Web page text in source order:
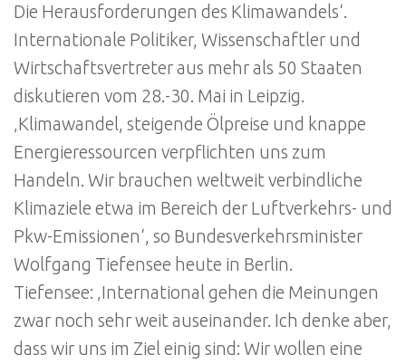
Die Herausforderungen des Klimawandels‘.
Internationale Politiker, Wissenschaftler und
Wirtschaftsvertreter aus mehr als 50 Staaten
diskutieren vom 28.-30. Mai in Leipzig.
‚Klimawandel, steigende Ölpreise und knappe
Energieressourcen verpflichten uns zum
Handeln. Wir brauchen weltweit verbindliche
Klimaziele etwa im Bereich der Luftverkehrs- und
Pkw-Emissionen‘, so Bundesverkehrsminister
Wolfgang Tiefensee heute in Berlin.
Tiefensee: ‚International gehen die Meinungen
zwar noch sehr weit auseinander. Ich denke aber,
dass wir uns im Ziel einig sind: Wir wollen eine